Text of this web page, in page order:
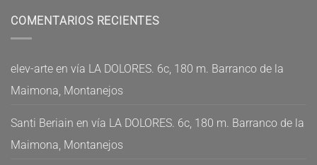
COMENTARIOS RECIENTES
elev-arte en vía LA DOLORES. 6c, 180 m. Barranco de la
Maimona, Montanejos
Santi Beriain en vía LA DOLORES. 6c, 180 m. Barranco de la
Maimona, Montanejos